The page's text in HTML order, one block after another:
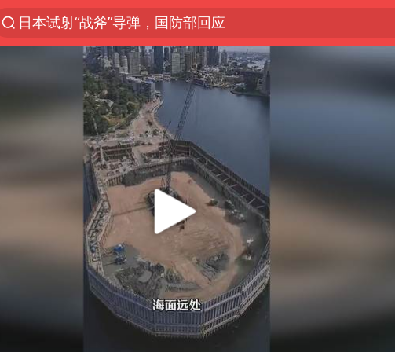
日本试射“战斧”导弹，国防部回应
台风白海豚实时路径
向鹏0-3不敌张本智和
曝韩国足协为外籍裁判员安排色情招待
四川宜宾市高县4.9级地震致1人死亡
广东雷州通报特教老师招聘违规事件
我国外贸延续良好增长态势
“新疆阿勒泰八月能滑雪”不实
陈幸同晋级WTT横滨冠军赛8强
泰国枪击案凶手先杀祖父母后行凶
“立秋的第一杯奶茶”又爆单了
国防部：坚决反制任何闹海挑衅图谋